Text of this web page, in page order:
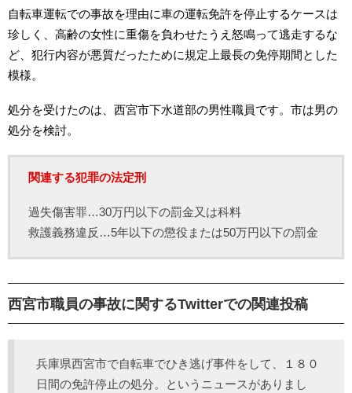
自転車運転での事故を理由に車の運転免許を停止するケースは
珍しく、高齢の女性に重傷を負わせたうえ怒鳴って逃走するな
ど、犯行内容が悪質だったために規定上最長の免停期間とした
模様。
処分を受けたのは、西宮市下水道部の男性職員です。市は男の
処分を検討。
関連する犯罪の法定刑
過失傷害罪…30万円以下の罰金又は科料
救護義務違反…5年以下の懲役または50万円以下の罰金
西宮市職員の事故に関するTwitterでの関連投稿
兵庫県西宮市で自転車でひき逃げ事件をして、１８０
日間の免許停止の処分。というニュースがありまし